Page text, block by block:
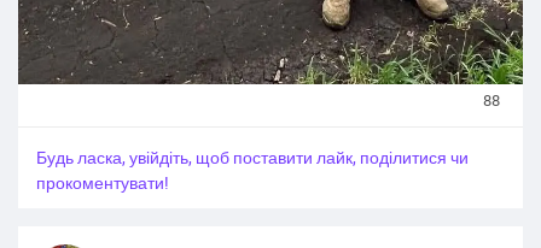
88
Будь ласка, увійдіть, щоб поставити лайк, поділитися чи
прокоментувати!